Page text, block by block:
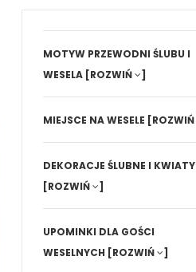
MOTYW PRZEWODNI ŚLUBU I
WESELA [ROZWIŃ ]
MIEJSCE NA WESELE [ROZWIŃ
DEKORACJE ŚLUBNE I KWIATY
[ROZWIŃ
]
UPOMINKI DLA GOŚCI
WESELNYCH [ROZWIŃ ]